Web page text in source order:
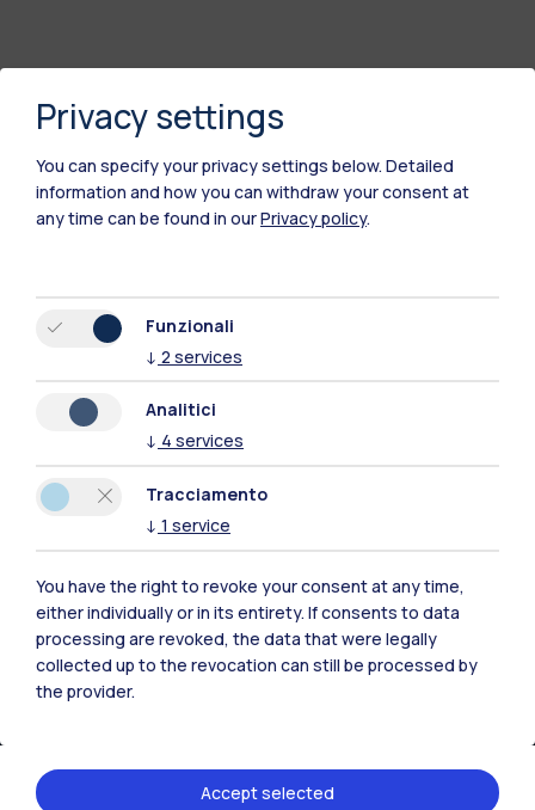
Polimi Community
Tutti i siti dell’ecosistema
Residenze
Privacy settings
You can specify your privacy settings below. Detailed
information and how you can withdraw your consent at
any time can be found in ourPrivacy policy.
Funzionali
↓ 2 services
Analitici
↓ 4 services
Tracciamento
↓ 1 service
You have the right to revoke your consent at any time,
either individually or in its entirety. If consents to data
processing are revoked, the data that were legally
collected up to the revocation can still be processed by
the provider.
Accept selected